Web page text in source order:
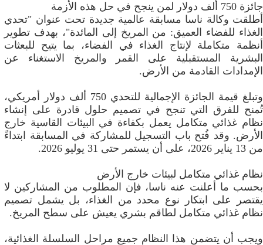
جائزة 750 ألف دولار لمن ينجح في حل هذه الأزمة
أطلقت وكالة ناسا مسابقة عالمية جديدة تحت عنوان "تحدي
الغذاء للفضاء العميق: من المريخ إلى المائدة"، بهدف تطوير
أنظمة متكاملة لإنتاج الغذاء في الفضاء، بما يتيح للبعثات
البشرية المستقبلية على القمر والمريخ الاستغناء عن
الإمدادات القادمة من الأرض.
وتبلغ قيمة الجائزة الإجمالية للتحدي 750 ألف دولار أمريكي،
تُمنح للفرق التي تنجح في تصميم حلول قادرة على إنشاء
نظام غذائي متكامل يعمل بكفاءة في البيئات القاسية خارج
الأرض. وقد فُتح باب التسجيل للمشاركة في المسابقة ابتداءً
من 13 يناير 2026، على أن يستمر حتى 31 يوليو 2026.
نظام غذائي متكامل لبيئات خارج الأرض
بحسب ما أعلنت عنه ناسا، فإن المطلوب من المشاركين لا
يقتصر على ابتكار نوع محدد من الغذاء، بل يشمل تصميم
نظام غذائي متكامل لطاقم بشري يعيش على سطح المريخ.
ويجب أن يتضمن هذا النظام جميع مراحل السلسلة الغذائية،